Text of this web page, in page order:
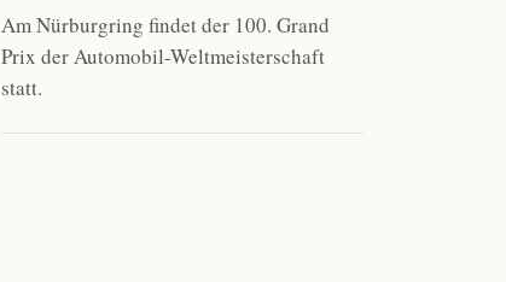
Am Nürburgring findet der 100. Grand
Prix der Automobil-Weltmeisterschaft
statt.